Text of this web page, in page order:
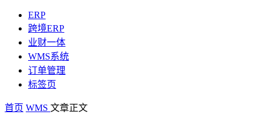
ERP
跨境ERP
业财一体
WMS系统
订单管理
标签页
首页 WMS 文章正文